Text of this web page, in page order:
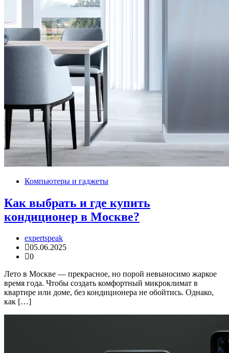
Компьютеры и гаджеты
Как выбрать и где купить
кондиционер в Москве?
expertspeak
05.06.2025
0
Лето в Москве — прекрасное, но порой невыносимо жаркое
время года. Чтобы создать комфортный микроклимат в
квартире или доме, без кондиционера не обойтись. Однако,
как […]